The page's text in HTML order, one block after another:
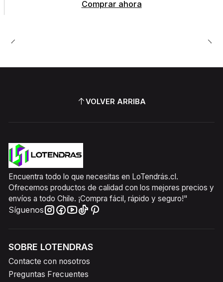
Comprar ahora
VOLVER ARRIBA
Encuentra todo lo que necesitas en LoTendrás.cl.
Ofrecemos productos de calidad con los mejores precios y
envíos a todo Chile. ¡Compra fácil, rápido y seguro!"
Síguenos
SOBRE LOTENDRAS
Contacte con nosotros
Preguntas Frecuentes